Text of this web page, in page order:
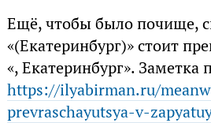
Ещё, чтобы было почище,
«(Екатеринбург)» стоит
«, Екатеринбург». Заметка
https://ilyabirman.ru/
prevraschayutsya-v-